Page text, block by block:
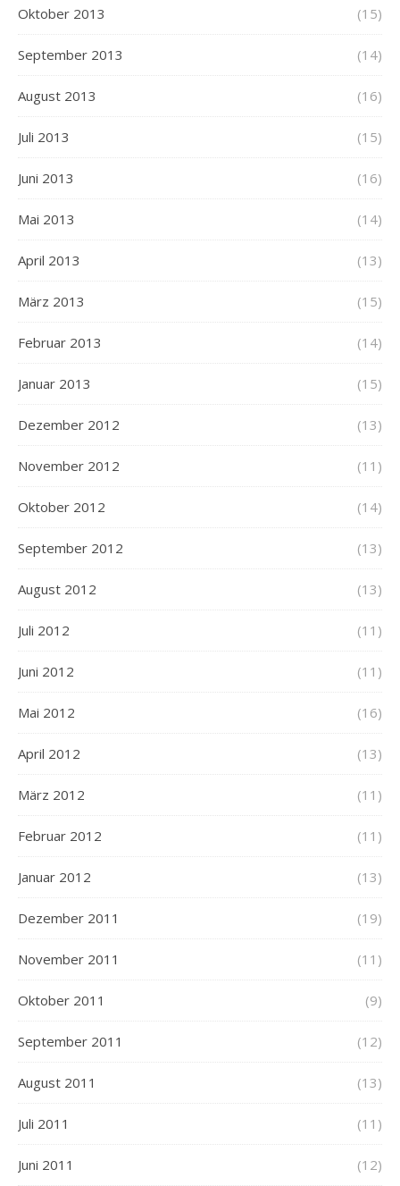
Oktober 2013 (15)
September 2013 (14)
August 2013 (16)
Juli 2013 (15)
Juni 2013 (16)
Mai 2013 (14)
April 2013 (13)
März 2013 (15)
Februar 2013 (14)
Januar 2013 (15)
Dezember 2012 (13)
November 2012 (11)
Oktober 2012 (14)
September 2012 (13)
August 2012 (13)
Juli 2012 (11)
Juni 2012 (11)
Mai 2012 (16)
April 2012 (13)
März 2012 (11)
Februar 2012 (11)
Januar 2012 (13)
Dezember 2011 (19)
November 2011 (11)
Oktober 2011 (9)
September 2011 (12)
August 2011 (13)
Juli 2011 (11)
Juni 2011 (12)